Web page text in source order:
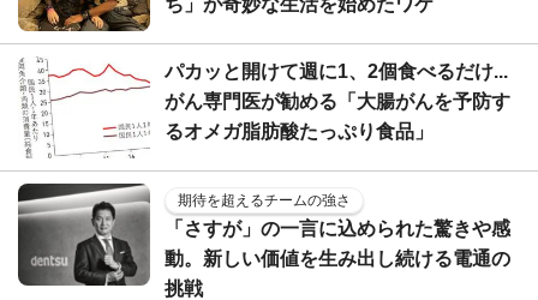
パカッと開けて週に1、2個食べるだけ...
がん専門医が勧める「大腸がんを予防す
るオメガ脂肪酸たっぷり食品」
期待を超えるチームの強さ
「さすが」の一言に込められた驚きや感
動。新しい価値を生み出し続ける電通の
挑戦